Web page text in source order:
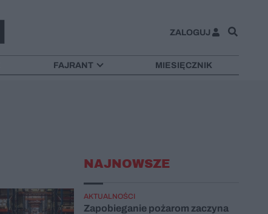
ZALOGUJ
FAJRANT MIESIĘCZNIK
NAJNOWSZE
AKTUALNOŚCI
Zapobieganie pożarom zaczyna